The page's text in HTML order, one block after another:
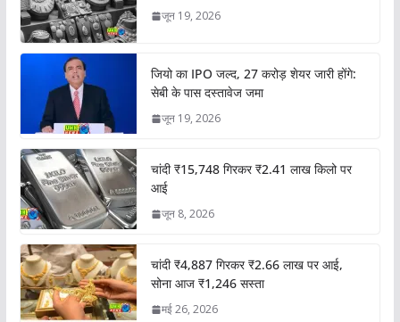
जून 19, 2026
जियो का IPO जल्द, 27 करोड़ शेयर जारी होंगे:
सेबी के पास दस्तावेज जमा
जून 19, 2026
चांदी ₹15,748 गिरकर ₹2.41 लाख किलो पर
आई
जून 8, 2026
चांदी ₹4,887 गिरकर ₹2.66 लाख पर आई,
सोना आज ₹1,246 सस्ता
मई 26, 2026